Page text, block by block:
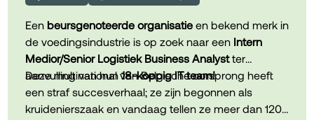
laptop, gsm en abonnement.
Een flexibel cafetariaplan waarmee je zelf extra
voordelen kan kiezen, zoals bijkomende
verlofdagen, fietsleasing of multimedia.
Een beursgenoteerde organisatie en bekend merk in
de voedingsindustrie is op zoek naar een Intern
Medior/Senior Logistiek Business Analystter
aanvulling van hun18-koppig IT team!
Deze multinational van Belgische oorsprong heeft
een straf succesverhaal; ze zijn begonnen als
kruidenierszaak en vandaag tellen ze meer dan 1200